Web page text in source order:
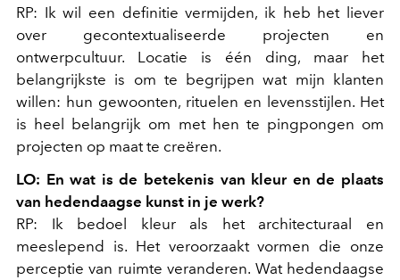
RP: Ik wil een definitie vermijden, ik heb het liever
over gecontextualiseerde projecten en
ontwerpcultuur. Locatie is één ding, maar het
belangrijkste is om te begrijpen wat mijn klanten
willen: hun gewoonten, rituelen en levensstijlen. Het
is heel belangrijk om met hen te pingpongen om
projecten op maat te creëren.
LO: En wat is de betekenis van kleur en de plaats
van hedendaagse kunst in je werk?
RP: Ik bedoel kleur als het architecturaal en
meeslepend is. Het veroorzaakt vormen die onze
perceptie van ruimte veranderen. Wat hedendaagse